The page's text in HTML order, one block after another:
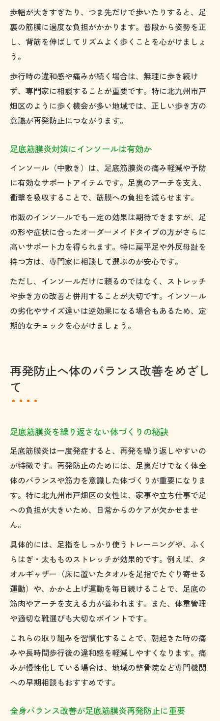
歩幅が大きすぎたり、つま先だけで歩いたりすると、足
裏の筋膜に過度な負担がかかります。普段から姿勢を正
し、背筋を伸ばしてリズムよく歩くことを心がけましょ
う。
歩行時の違和感や痛みが続く場合は、無理に歩き続け
ず、専門家に相談することが重要です。特に北九州市戸
畑区のように歩く機会が多い地域では、正しい歩き方の
意識が再発防止につながります。
足底筋膜炎対策にインソールは有効か
インソール（中敷き）は、足底筋膜炎の痛み軽減や予防
に有効なサポートアイテムです。足裏のアーチを支え、
衝撃を吸収することで、筋膜への負担を減らせます。
市販のインソールでも一定の効果は期待できますが、足
の形や症状に合ったオーダーメイドタイプの方がさらに
高いサポート力を得られます。特に扁平足や外反母趾を
持つ方は、専門家に相談して選ぶのが安心です。
ただし、インソールだけに頼るのではなく、ストレッチ
や歩き方の改善と併用することが大切です。インソール
の劣化やサイズ違いは逆効果になる場合もあるため、定
期的なチェックを心がけましょう。
再発防止へ体のバランス改善をめざし
て
足底筋膜炎を繰り返さない体づくりの秘訣
足底筋膜炎は一度発症すると、再発を繰り返しやすいの
が特徴です。再発防止のためには、足裏だけでなく体全
体のバランスや筋力を意識した体づくりが重要になりま
す。特に北九州市戸畑区の女性は、家事や立ち仕事で足
への負担が大きいため、日常からのケアが欠かせませ
ん。
具体的には、足指をしっかり使うトレーニングや、ふく
らはぎ・太もものストレッチが効果的です。例えば、タ
オルギャザー（床に置いたタオルを足指でたぐり寄せる
運動）や、かかと上げ運動を毎日続けることで、足底の
筋肉やアーチを支える力が養われます。また、体重管理
や適切な靴選びも大切なポイントです。
これらの取り組みを習慣化することで、朝起きた時の痛
みや長時間歩行後の違和感を軽減しやすくなります。痛
みが慢性化している場合は、地域の整骨院など専門機関
への早期相談もおすすめです。
全身バランス改善が足底筋膜炎再発防止に重要